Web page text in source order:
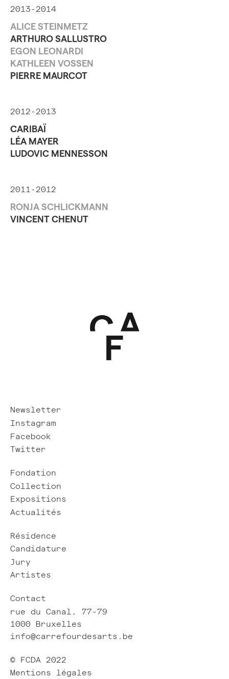
2013-2014
ALICE STEINMETZ
ARTHURO SALLUSTRO
EGON LEONARDI
KATHLEEN VOSSEN
PIERRE MAURCOT
2012-2013
CARIBAÏ
LÉA MAYER
LUDOVIC MENNESSON
2011-2012
RONJA SCHLICKMANN
VINCENT CHENUT
Newsletter
Instagram
Facebook
Twitter
Fondation
Collection
Expositions
Actualités
Résidence
Candidature
Jury
Artistes
Contact
rue du Canal, 77-79
1000 Bruxelles
info@carrefourdesarts.be
© FCDA 2022
Mentions légales